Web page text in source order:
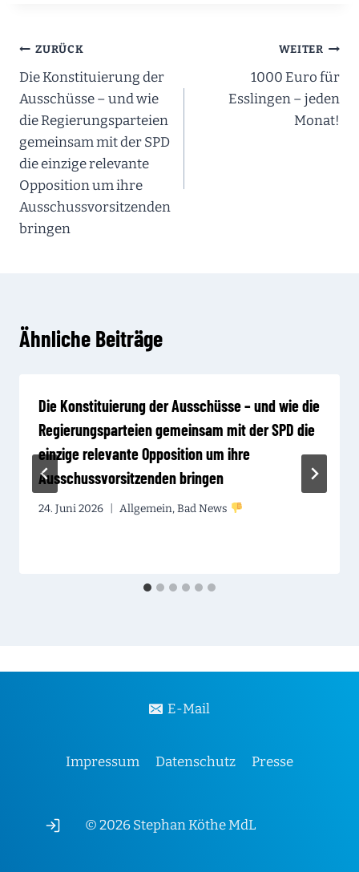
Beitragsnavigation
ZURÜCK
Die Konstituierung der
Ausschüsse – und wie
die Regierungsparteien
gemeinsam mit der SPD
die einzige relevante
Opposition um ihre
Ausschussvorsitzenden
bringen
WEITER
1000 Euro für
Esslingen – jeden
Monat!
Ähnliche Beiträge
Die Konstituierung der Ausschüsse – und wie die
Regierungsparteien gemeinsam mit der SPD die
einzige relevante Opposition um ihre
Ausschussvorsitzenden bringen
24. Juni 2026 Allgemein,Bad News
© 2026 Stephan Köthe MdL
Impressum Datenschutz Presse
E-Mail